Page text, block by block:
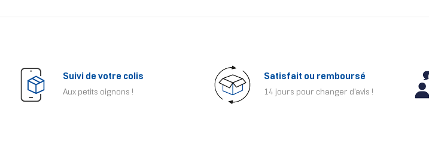
Suivi de votre colis
Aux petits oignons !
Satisfait ou remboursé
14 jours pour changer d'avis !